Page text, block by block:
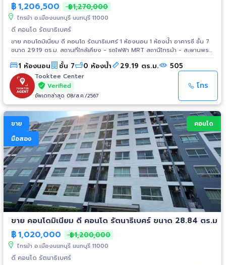
฿1,206,500 ฿1,270,000
ไทรม้า อ.เมืองนนทบุรี นนทบุรี 11000
ดี คอนโด รัตนาธิเบศร์
ขาย คอนโดมิเนียม ดี คอนโด รัตนาธิเบศร์ 1 ห้องนอน 1 ห้องน้ำ อาคารซี ชั้น 7
ขนาด 29.19 ตร.ม. สถานที่ใกล้เคียง - รถไฟฟ้า MRT สถานีไทรม้า - สะพานพระ
นั่งเกล้า - ห้างสรรพสินค้าเซ็นทรัล ทาวน์ - ห้างสรรพสินค้า เอสพลานาด
1 ห้องนอน ชั้น 7 0 ห้องน้ำ 29.19 ตร.ม. 505
Tooktee Center
Verified
อัพเดทล่าสุด 08/ส.ค./2567
โทร
ขาย
มือสอง
คอนโด
ขาย คอนโดมิเนียม ดี คอนโด รัตนาธิเบศร์ ขนาด 28.84 ตร.ม
฿1,020,000 ฿1,200,000
ไทรม้า อ.เมืองนนทบุรี นนทบุรี 11000
ดี คอนโด รัตนาธิเบศร์